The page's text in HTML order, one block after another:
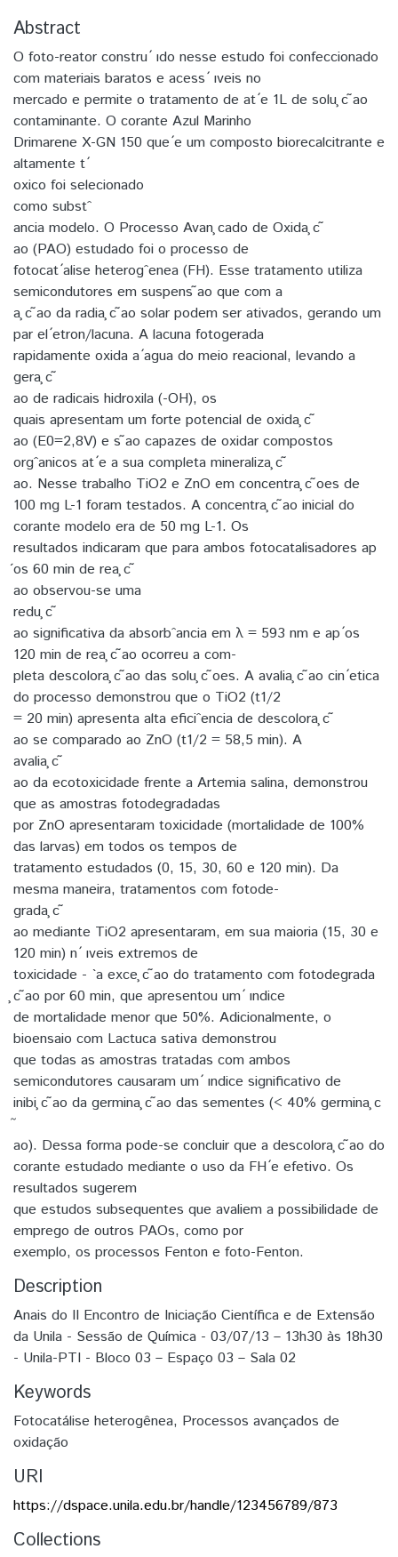
Abstract
O foto-reator constru ́ ıdo nesse estudo foi confeccionado
com materiais baratos e acess ́ ıveis no
mercado e permite o tratamento de at ́e 1L de solu ̧c ̃ao
contaminante. O corante Azul Marinho
Drimarene X-GN 150 que ́e um composto biorecalcitrante e
altamente t ́
oxico foi selecionado
como substˆ
ancia modelo. O Processo Avan ̧cado de Oxida ̧c ̃
ao (PAO) estudado foi o processo de
fotocat ́alise heterogˆenea (FH). Esse tratamento utiliza
semicondutores em suspens ̃ao que com a
a ̧c ̃ao da radia ̧c ̃ao solar podem ser ativados, gerando um
par el ́etron/lacuna. A lacuna fotogerada
rapidamente oxida a ́agua do meio reacional, levando a
gera ̧c ̃
ao de radicais hidroxila (-OH), os
quais apresentam um forte potencial de oxida ̧c ̃
ao (E0=2,8V) e s ̃ao capazes de oxidar compostos
orgˆanicos at ́e a sua completa mineraliza ̧c ̃
ao. Nesse trabalho TiO2 e ZnO em concentra ̧c ̃oes de
100 mg L-1 foram testados. A concentra ̧c ̃ao inicial do
corante modelo era de 50 mg L-1. Os
resultados indicaram que para ambos fotocatalisadores ap
́os 60 min de rea ̧c ̃
ao observou-se uma
redu ̧c ̃
ao significativa da absorbˆancia em λ = 593 nm e ap ́os
120 min de rea ̧c ̃ao ocorreu a com-
pleta descolora ̧c ̃ao das solu ̧c ̃oes. A avalia ̧c ̃ao cin ́etica
do processo demonstrou que o TiO2 (t1/2
= 20 min) apresenta alta eficiˆencia de descolora ̧c ̃
ao se comparado ao ZnO (t1/2 = 58,5 min). A
avalia ̧c ̃
ao da ecotoxicidade frente a Artemia salina, demonstrou
que as amostras fotodegradadas
por ZnO apresentaram toxicidade (mortalidade de 100%
das larvas) em todos os tempos de
tratamento estudados (0, 15, 30, 60 e 120 min). Da
mesma maneira, tratamentos com fotode-
grada ̧c ̃
ao mediante TiO2 apresentaram, em sua maioria (15, 30 e
120 min) n ́ ıveis extremos de
toxicidade - `a exce ̧c ̃ao do tratamento com fotodegrada
̧c ̃ao por 60 min, que apresentou um ́ ındice
de mortalidade menor que 50%. Adicionalmente, o
bioensaio com Lactuca sativa demonstrou
que todas as amostras tratadas com ambos
semicondutores causaram um ́ ındice significativo de
inibi ̧c ̃ao da germina ̧c ̃ao das sementes (< 40% germina ̧c
ao). Dessa forma pode-se concluir que a descolora ̧c ̃ao do
corante estudado mediante o uso da FH ́e efetivo. Os
resultados sugerem
que estudos subsequentes que avaliem a possibilidade de
emprego de outros PAOs, como por
exemplo, os processos Fenton e foto-Fenton.
Description
Anais do II Encontro de Iniciação Científica e de Extensão
da Unila - Sessão de Química - 03/07/13 – 13h30 às 18h30
- Unila-PTI - Bloco 03 – Espaço 03 – Sala 02
Keywords
Fotocatálise heterogênea, Processos avançados de
oxidação
URI
https://dspace.unila.edu.br/handle/123456789/873
Collections